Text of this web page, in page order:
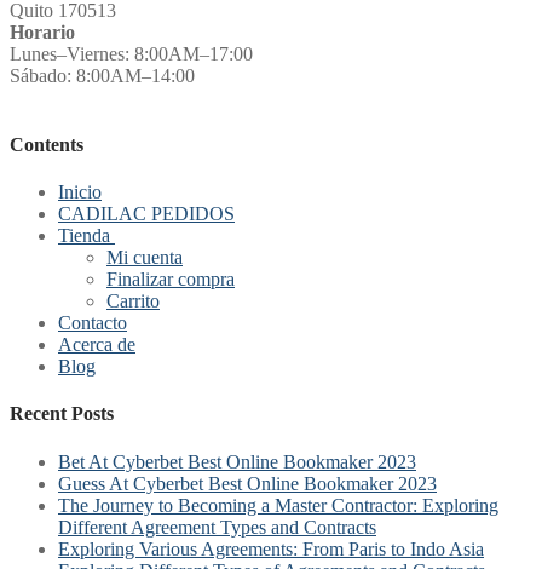
Quito 170513
Horario
Lunes–Viernes: 8:00AM–17:00
Sábado: 8:00AM–14:00
Contents
Inicio
CADILAC PEDIDOS
Tienda
Mi cuenta
Finalizar compra
Carrito
Contacto
Acerca de
Blog
Recent Posts
Bet At Cyberbet Best Online Bookmaker 2023
Guess At Cyberbet Best Online Bookmaker 2023
The Journey to Becoming a Master Contractor: Exploring
Different Agreement Types and Contracts
Exploring Various Agreements: From Paris to Indo Asia